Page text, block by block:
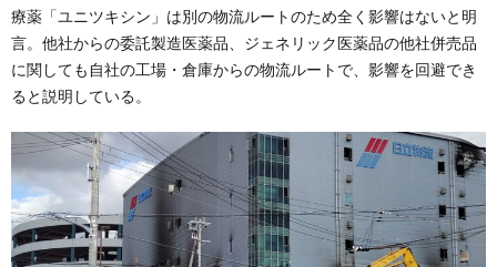
療薬「ユニツキシン」は別の物流ルートのため全く影響はないと明
言。他社からの委託製造医薬品、ジェネリック医薬品の他社併売品
に関しても自社の工場・倉庫からの物流ルートで、影響を回避でき
ると説明している。